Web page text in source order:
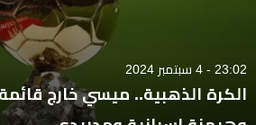
23:02 - 4 سبتمبر 2024
الكرة الذهبية.. ميسي خارج